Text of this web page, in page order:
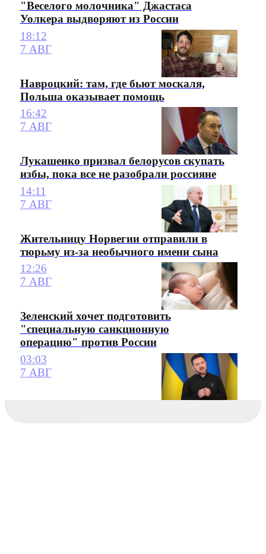
"Веселого молочника" Джастаса
Уолкера выдворяют из России
18:12
7 АВГ
Навроцкий: там, где бьют москаля,
Польша оказывает помощь
16:42
7 АВГ
Лукашенко призвал белорусов скупать
избы, пока все не разобрали россияне
14:11
7 АВГ
Жительницу Норвегии отправили в
тюрьму из-за необычного имени сына
12:26
7 АВГ
Зеленский хочет подготовить
"специальную санкционную
операцию" против России
03:03
7 АВГ